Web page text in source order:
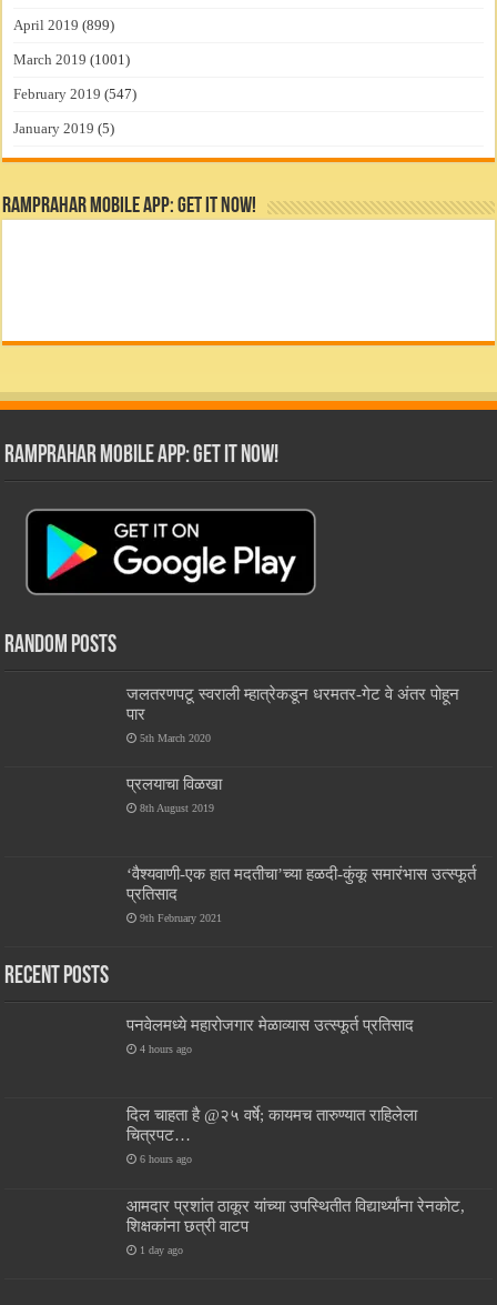
April 2019 (899)
March 2019 (1001)
February 2019 (547)
January 2019 (5)
RamPrahar Mobile App: Get it Now!
RamPrahar Mobile App: Get it Now!
Random Posts
जलतरणपटू स्वराली म्हात्रेकडून धरमतर-गेट वे अंतर पोहून
पार
5th March 2020
प्रलयाचा विळखा
8th August 2019
‘वैश्यवाणी-एक हात मदतीचा’च्या हळदी-कुंकू समारंभास उत्स्फूर्त
प्रतिसाद
9th February 2021
Recent Posts
पनवेलमध्ये महारोजगार मेळाव्यास उत्स्फूर्त प्रतिसाद
4 hours ago
दिल चाहता है @२५ वर्षे; कायमच तारुण्यात राहिलेला
चित्रपट…
6 hours ago
आमदार प्रशांत ठाकूर यांच्या उपस्थितीत विद्यार्थ्यांना रेनकोट,
शिक्षकांना छत्री वाटप
1 day ago